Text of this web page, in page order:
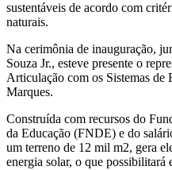
sustentáveis de acordo com
naturais.
Na cerimônia de inauguração,
Souza Jr., esteve presente o
Articulação com os Sistemas
Marques.
Construída com recursos do
da Educação (FNDE) e do
um terreno de 12 mil m2, gera
energia solar, o que possibilitará